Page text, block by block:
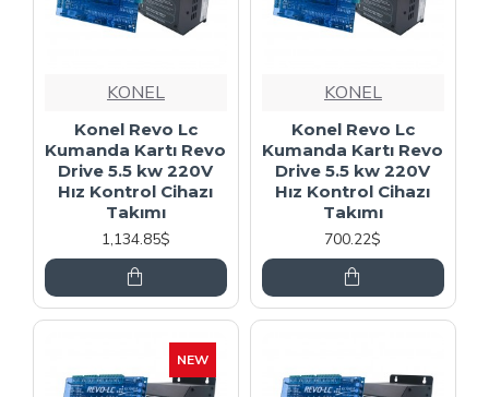
KONEL
Konel Revo Lc
Kumanda Kartı Revo
Drive 5.5 kw 220V
Hız Kontrol Cihazı
Takımı
1,134.85$
KONEL
Konel Revo Lc
Kumanda Kartı Revo
Drive 5.5 kw 220V
Hız Kontrol Cihazı
Takımı
700.22$
NEW